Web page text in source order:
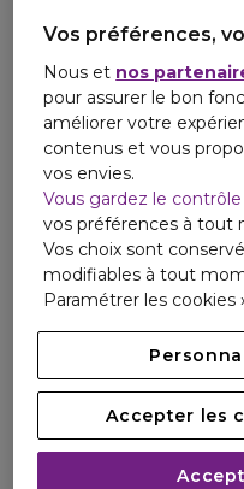
microbiote intestinal.
2 - PROCURE UN
Le figuier de barbarie
caroube sont trois plantes
contact de l’eau. Les
BIO, associées au konjac
gomme de caroube, ont
complexe au contact de
procure ainsi un effet
et limitant nettement les
alimentaire. Le
plus de 95%) a en effet la
fois son poids en eau,
allié dans la perte de
Vos préférences,
Nous et nos
pour assurer le bon
améliorer votre
contenus et vous
vos envies.
Vous gardez le contrôle
vos préférences à tout
Vos choix sont
modifiables à tout
Paramétrer les cookies
Accepter les